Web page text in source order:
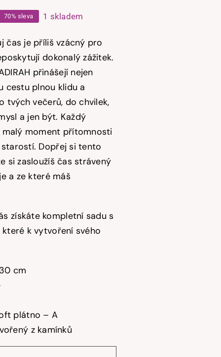
Kč.
Kč.
70% sleva 1 skladem
čas je příliš vzácný pro
dokonalý zážitek.
přinášejí nejen
cestu plnou klidu a
tvých večerů, do chvilek,
a jen být. Každý
malý moment přítomnosti
Dopřej si tento
si zasloužíš čas strávený
a ze které máš
získáte kompletní sadu s
k vytvoření svého
cm
plátno – A
z kamínků